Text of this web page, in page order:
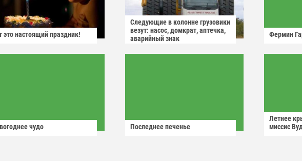
это настоящий праздник!
Следующие в колонне грузовики
везут: насос, домкрат, аптечка,
аварийный знак
Фермин
чудо Последнее печенье
Летнее
миссис